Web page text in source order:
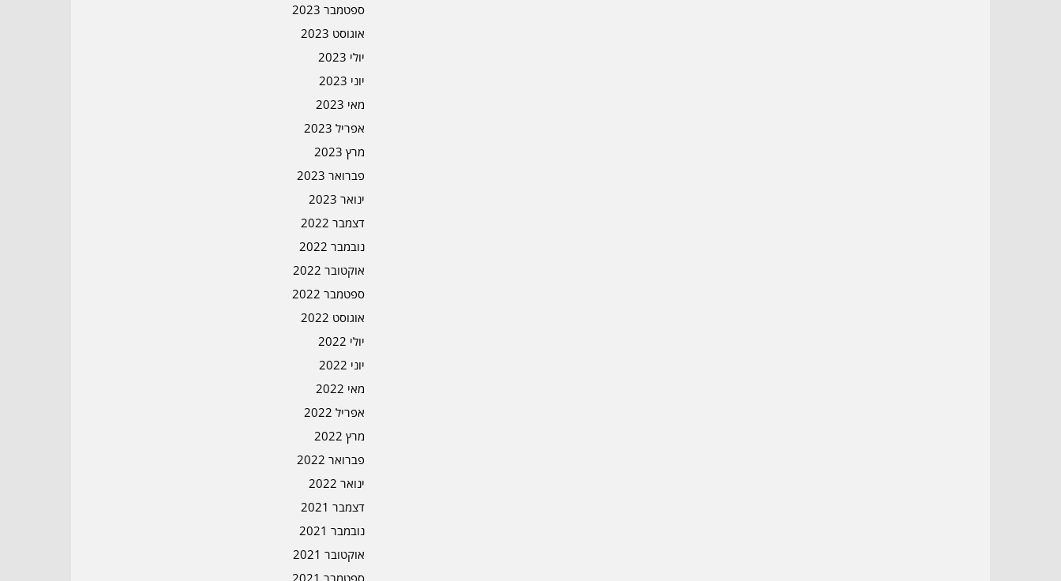
ספטמבר 2023
אוגוסט 2023
יולי 2023
יוני 2023
מאי 2023
אפריל 2023
מרץ 2023
פברואר 2023
ינואר 2023
דצמבר 2022
נובמבר 2022
אוקטובר 2022
ספטמבר 2022
אוגוסט 2022
יולי 2022
יוני 2022
מאי 2022
אפריל 2022
מרץ 2022
פברואר 2022
ינואר 2022
דצמבר 2021
נובמבר 2021
אוקטובר 2021
ספטמבר 2021